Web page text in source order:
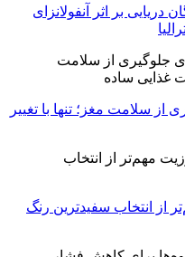
دریایی بر اثر آنفولانزای
از سلامت مغز؛ تنها با تغییر
از انتخاب سفیدترین رنگ